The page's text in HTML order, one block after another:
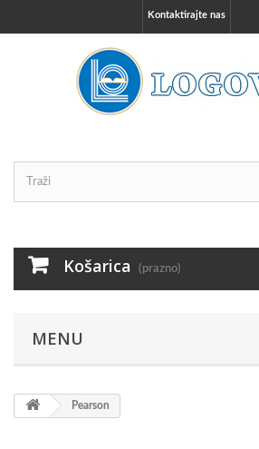
Kontaktirajte nas
Košarica (prazno)
MENU
Pearson